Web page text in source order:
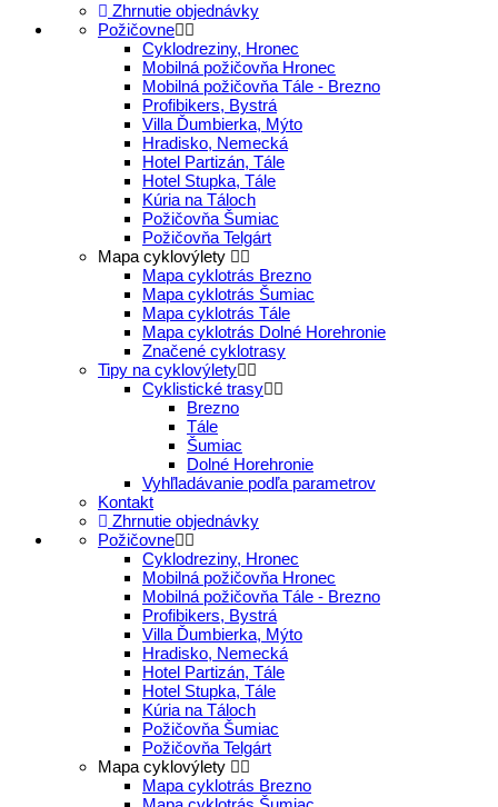
Zhrnutie objednávky
Požičovne
Cyklodreziny, Hronec
Mobilná požičovňa Hronec
Mobilná požičovňa Tále - Brezno
Profibikers, Bystrá
Villa Ďumbierka, Mýto
Hradisko, Nemecká
Hotel Partizán, Tále
Hotel Stupka, Tále
Kúria na Táloch
Požičovňa Šumiac
Požičovňa Telgárt
Mapa cyklovýlety
Mapa cyklotrás Brezno
Mapa cyklotrás Šumiac
Mapa cyklotrás Tále
Mapa cyklotrás Dolné Horehronie
Značené cyklotrasy
Tipy na cyklovýlety
Cyklistické trasy
Brezno
Tále
Šumiac
Dolné Horehronie
Vyhľladávanie podľa parametrov
Kontakt
Zhrnutie objednávky
Požičovne
Cyklodreziny, Hronec
Mobilná požičovňa Hronec
Mobilná požičovňa Tále - Brezno
Profibikers, Bystrá
Villa Ďumbierka, Mýto
Hradisko, Nemecká
Hotel Partizán, Tále
Hotel Stupka, Tále
Kúria na Táloch
Požičovňa Šumiac
Požičovňa Telgárt
Mapa cyklovýlety
Mapa cyklotrás Brezno